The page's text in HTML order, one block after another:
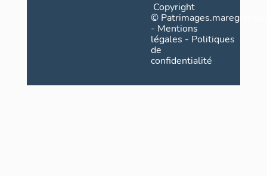
Copyright
©
- Mentions
légales - Politiques
de
confidentialité